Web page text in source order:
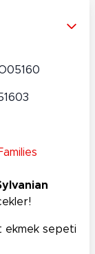
ekmek sepeti